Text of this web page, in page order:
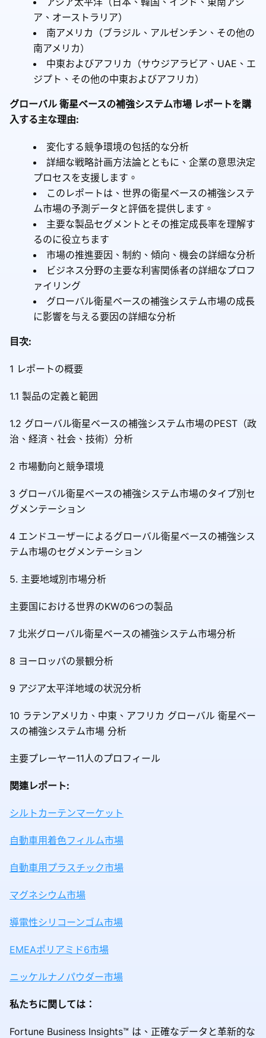
ア、オーストラリア）
南アメリカ（ブラジル、アルゼンチン、その他の
南アメリカ）
中東およびアフリカ（サウジアラビア、UAE、エ
ジプト、その他の中東およびアフリカ）
グローバル 衛星ベースの補強システム市場 レポートを購
入する主な理由:
変化する競争環境の包括的な分析
詳細な戦略計画方法論とともに、企業の意思決定
プロセスを支援します。
このレポートは、世界の衛星ベースの補強システ
ム市場の予測データと評価を提供します。
主要な製品セグメントとその推定成長率を理解す
るのに役立ちます
市場の推進要因、制約、傾向、機会の詳細な分析
ビジネス分野の主要な利害関係者の詳細なプロフ
ァイリング
グローバル衛星ベースの補強システム市場の成長
に影響を与える要因の詳細な分析
目次:
1 レポートの概要
1.1 製品の定義と範囲
1.2 グローバル衛星ベースの補強システム市場のPEST（政
治、経済、社会、技術）分析
2 市場動向と競争環境
3 グローバル衛星ベースの補強システム市場のタイプ別セ
グメンテーション
4 エンドユーザーによるグローバル衛星ベースの補強シス
テム市場のセグメンテーション
5. 主要地域別市場分析
主要国における世界のKWの6つの製品
7 北米グローバル衛星ベースの補強システム市場分析
8 ヨーロッパの景観分析
9 アジア太平洋地域の状況分析
10 ラテンアメリカ、中東、アフリカ グローバル 衛星ベー
スの補強システム市場 分析
主要プレーヤー11人のプロフィール
関連レポート:
シルトカーテンマーケット
自動車用着色フィルム市場
自動車用プラスチック市場
マグネシウム市場
導電性シリコーンゴム市場
EMEAポリアミド6市場
ニッケルナノパウダー市場
私たちに関しては：
Fortune Business Insights™ は、正確なデータと革新的な